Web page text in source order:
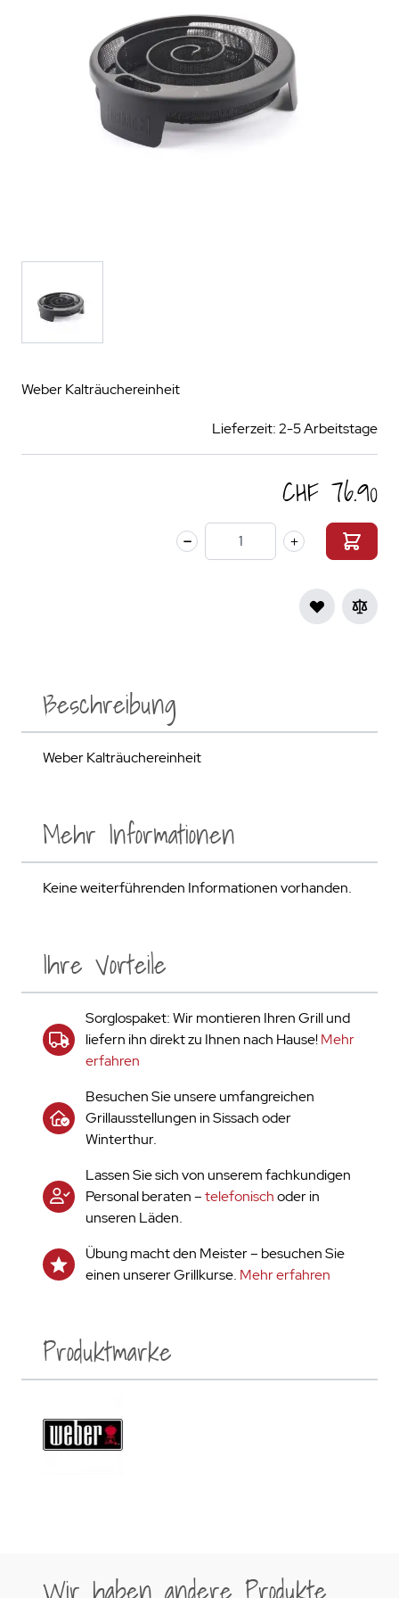
Weber Kalträuchereinheit
Lieferzeit: 2-5 Arbeitstage
CHF 76.90
Menge
Beschreibung
Weber Kalträuchereinheit
Ihre Vorteile
Sorglospaket: Wir montieren Ihren Grill und
liefern ihn direkt zu Ihnen nach Hause!Mehr
erfahren
Besuchen Sie unsere umfangreichen
Grillausstellungen in Sissach oder
Winterthur.
Lassen Sie sich von unserem fachkundigen
Personal beraten –telefonischoder in
unseren Läden.
Übung macht den Meister – besuchen Sie
einen unserer Grillkurse. Mehr erfahren
Mehr Informationen
Keine weiterführenden Informationen vorhanden.
Produktmarke